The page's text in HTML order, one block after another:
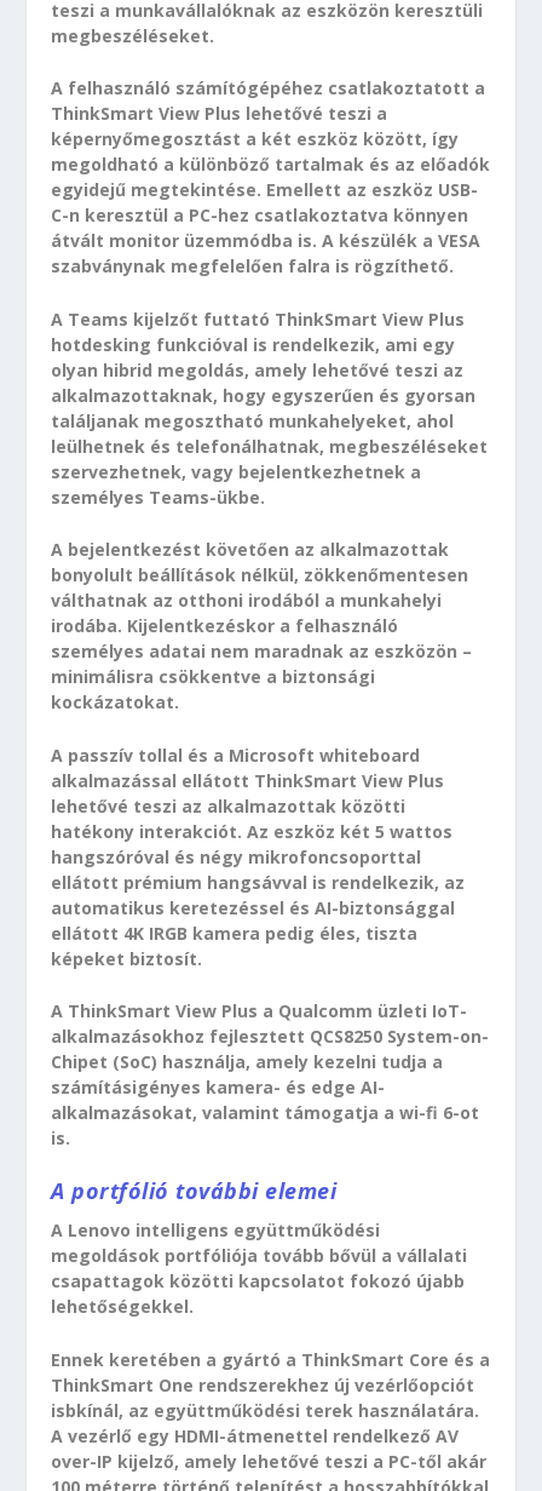
teszi a munkavállalóknak az eszközön keresztüli
megbeszéléseket.
A felhasználó számítógépéhez csatlakoztatott a
ThinkSmart View Plus lehetővé teszi a
képernyőmegosztást a két eszköz között, így
megoldható a különböző tartalmak és az előadók
egyidejű megtekintése. Emellett az eszköz USB-
C-n keresztül a PC-hez csatlakoztatva könnyen
átvált monitor üzemmódba is. A készülék a VESA
szabványnak megfelelően falra is rögzíthető.
A Teams kijelzőt futtató ThinkSmart View Plus
hotdesking funkcióval is rendelkezik, ami egy
olyan hibrid megoldás, amely lehetővé teszi az
alkalmazottaknak, hogy egyszerűen és gyorsan
találjanak megosztható munkahelyeket, ahol
leülhetnek és telefonálhatnak, megbeszéléseket
szervezhetnek, vagy bejelentkezhetnek a
személyes Teams-ükbe.
A bejelentkezést követően az alkalmazottak
bonyolult beállítások nélkül, zökkenőmentesen
válthatnak az otthoni irodából a munkahelyi
irodába. Kijelentkezéskor a felhasználó
személyes adatai nem maradnak az eszközön –
minimálisra csökkentve a biztonsági
kockázatokat.
A passzív tollal és a Microsoft whiteboard
alkalmazással ellátott ThinkSmart View Plus
lehetővé teszi az alkalmazottak közötti
hatékony interakciót. Az eszköz két 5 wattos
hangszóróval és négy mikrofoncsoporttal
ellátott prémium hangsávval is rendelkezik, az
automatikus keretezéssel és AI-biztonsággal
ellátott 4K IRGB kamera pedig éles, tiszta
képeket biztosít.
A ThinkSmart View Plus a Qualcomm üzleti IoT-
alkalmazásokhoz fejlesztett QCS8250 System-on-
Chipet (SoC) használja, amely kezelni tudja a
számításigényes kamera- és edge AI-
alkalmazásokat, valamint támogatja a wi-fi 6-ot
is.
A portfólió további elemei
A Lenovo intelligens együttműködési
megoldások portfóliója tovább bővül a vállalati
csapattagok közötti kapcsolatot fokozó újabb
lehetőségekkel.
Ennek keretében a gyártó a ThinkSmart Core és a
ThinkSmart One rendszerekhez új vezérlőopciót
isbkínál, az együttműködési terek használatára.
A vezérlő egy HDMI-átmenettel rendelkező AV
over-IP kijelző, amely lehetővé teszi a PC-től akár